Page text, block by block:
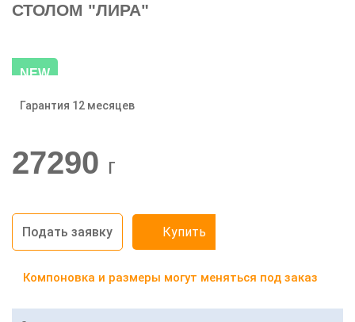
СТОЛОМ "ЛИРА"
NEW
-20%
Гарантия 12 месяцев
27290 г
Подать заявку Купить
Компоновка и размеры могут меняться под заказ